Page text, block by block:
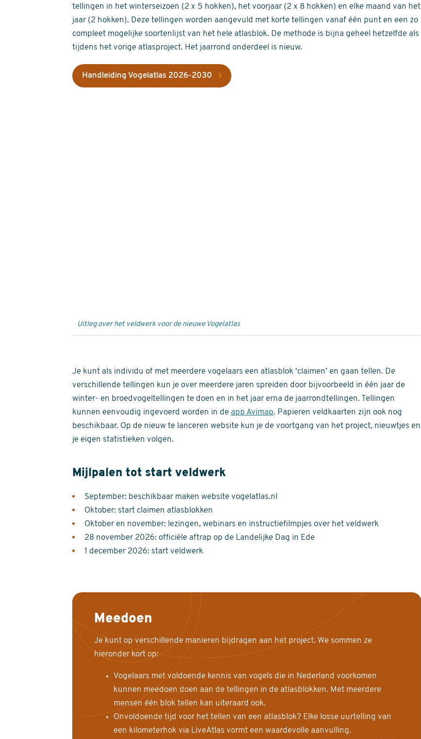
tellingen in het winterseizoen (2 x 5 hokken), het voorjaar (2 x 8 hokken) en elke maand van het
jaar (2 hokken). Deze tellingen worden aangevuld met korte tellingen vanaf één punt en een zo
compleet mogelijke soortenlijst van het hele atlasblok. De methode is bijna geheel hetzelfde als
tijdens het vorige atlasproject. Het jaarrond onderdeel is nieuw.
Handleiding Vogelatlas 2026-2030
Uitleg over het veldwerk voor de nieuwe Vogelatlas
Je kunt als individu of met meerdere vogelaars een atlasblok ‘claimen’ en gaan tellen. De
verschillende tellingen kun je over meerdere jaren spreiden door bijvoorbeeld in één jaar de
winter- en broedvogeltellingen te doen en in het jaar erna de jaarrondtellingen. Tellingen
kunnen eenvoudig ingevoerd worden in de app Avimap. Papieren veldkaarten zijn ook nog
beschikbaar. Op de nieuw te lanceren website kun je de voortgang van het project, nieuwtjes en
je eigen statistieken volgen.
Mijlpalen tot start veldwerk
September: beschikbaar maken website vogelatlas.nl
Oktober: start claimen atlasblokken
Oktober en november: lezingen, webinars en instructiefilmpjes over het veldwerk
28 november 2026: officiële aftrap op de Landelijke Dag in Ede
1 december 2026: start veldwerk
Meedoen
Je kunt op verschillende manieren bijdragen aan het project. We sommen ze
hieronder kort op:
Vogelaars met voldoende kennis van vogels die in Nederland voorkomen
kunnen meedoen doen aan de tellingen in de atlasblokken. Met meerdere
mensen één blok tellen kan uiteraard ook.
Onvoldoende tijd voor het tellen van een atlasblok? Elke losse uurtelling van
een kilometerhok via LiveAtlas vormt een waardevolle aanvulling.